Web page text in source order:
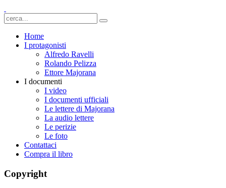
Home
I protagonisti
Alfredo Ravelli
Rolando Pelizza
Ettore Majorana
I documenti
I video
I documenti ufficiali
Le lettere di Majorana
La audio lettere
Le perizie
Le foto
Contattaci
Compra il libro
Copyright